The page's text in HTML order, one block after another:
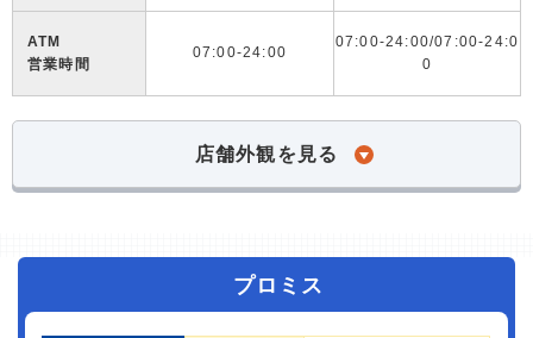
ATM
営業時間
07:00-24:00
07:00-24:00/07:00-24:0
0
店舗外観を見る
プロミス